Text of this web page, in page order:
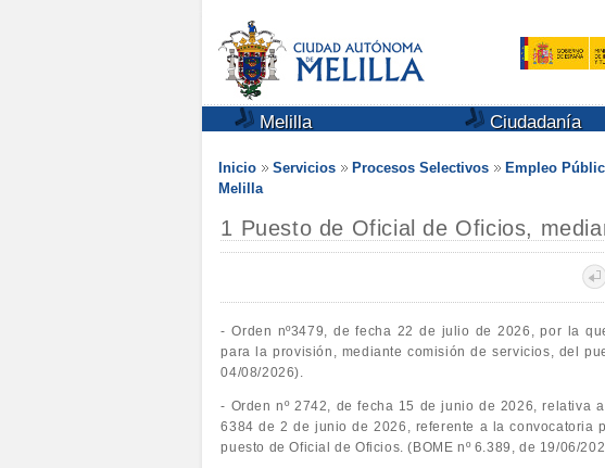
Melilla Ciudadanía
Inicio Servicios Procesos Selectivos Empleo
Melilla
1 Puesto de Oficial de Oficios,
- Orden nº3479, de fecha 22 de julio de 2026, por la
para la provisión, mediante comisión de servicios, del
04/08/2026).
- Orden nº 2742, de fecha 15 de junio de 2026, relativa
6384 de 2 de junio de 2026, referente a la convocatoria
puesto de Oficial de Oficios. (BOME nº 6.389, de 19/06/